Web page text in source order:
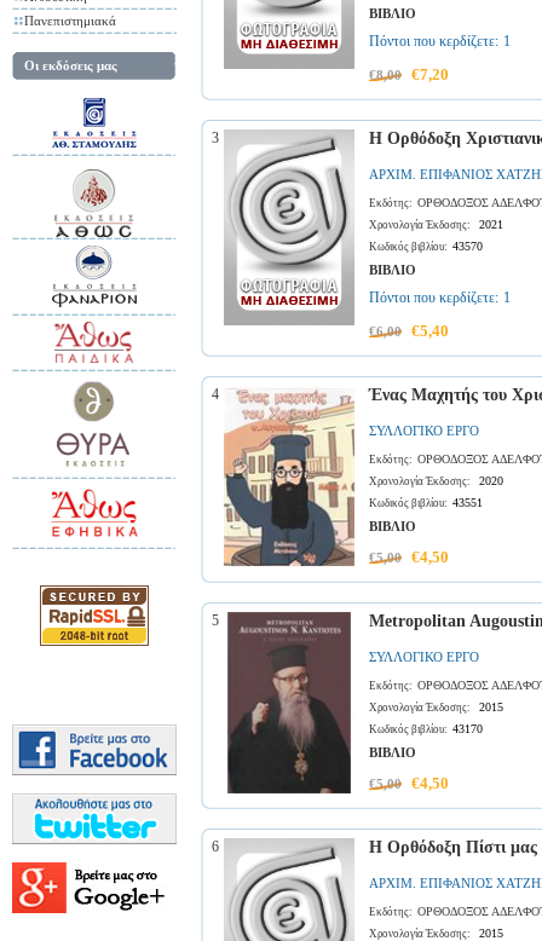
Πανεπιστημιακά
Οι εκδόσεις μας
ΒΙΒΛΙΟ
Πόντοι που κερδίζετε: 1
€8,00 €7,20
3 Η Ορθόδοξη
ΑΡΧΙΜ. ΕΠΙΦΑΝΙΟΣ
Εκδότης: ΟΡΘΟΔΟΞΟΣ
Χρονολογία Έκδοσης: 2021
Κωδικός βιβλίου: 43570
ΒΙΒΛΙΟ
Πόντοι που κερδίζετε: 1
€6,00 €5,40
4 Ένας Μαχητής του
ΣΥΛΛΟΓΙΚΟ ΕΡΓΟ
Εκδότης: ΟΡΘΟΔΟΞΟΣ
Χρονολογία Έκδοσης: 2020
Κωδικός βιβλίου: 43551
ΒΙΒΛΙΟ
€5,00 €4,50
5 Metropolitan
ΣΥΛΛΟΓΙΚΟ ΕΡΓΟ
Εκδότης: ΟΡΘΟΔΟΞΟΣ
Χρονολογία Έκδοσης: 2015
Κωδικός βιβλίου: 43170
ΒΙΒΛΙΟ
€5,00 €4,50
6 Η Ορθόδοξη Πίστι μας
ΑΡΧΙΜ. ΕΠΙΦΑΝΙΟΣ
Εκδότης: ΟΡΘΟΔΟΞΟΣ
Χρονολογία Έκδοσης: 2015